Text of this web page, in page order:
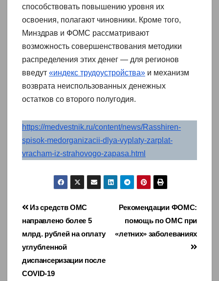
способствовать повышению уровня их
освоения, полагают чиновники. Кроме того,
Минздрав и ФОМС рассматривают
возможность совершенствования методики
распределения этих денег — для регионов
введут «индекс трудоустройства» и механизм
возврата неиспользованных денежных
остатков со второго полугодия.
https://medvestnik.ru/content/news/Rasshiren-
spisok-medorganizacii-dlya-vyplaty-zarplat-
vracham-iz-strahovogo-zapasa.html
Навигация
по
записям
Рекомендации ФОМС:
помощь по ОМС при
«летних» заболеваниях
Из средств ОМС
направлено более 5
млрд. рублей на оплату
углубленной
диспансеризации после
COVID-19